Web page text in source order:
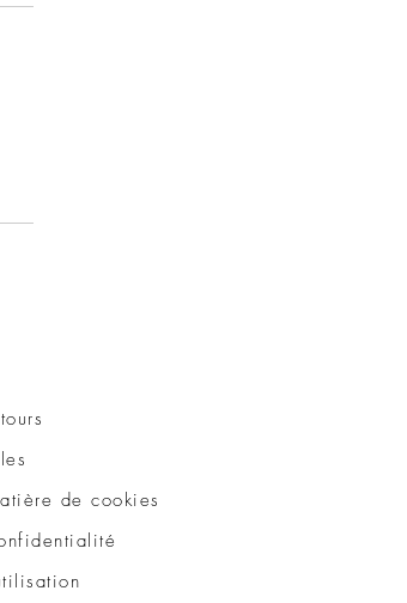
de cookies